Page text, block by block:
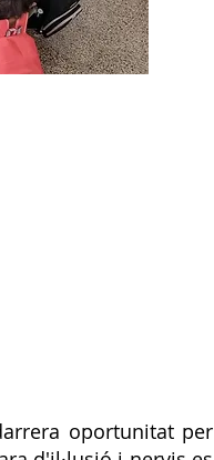
oportunitat per